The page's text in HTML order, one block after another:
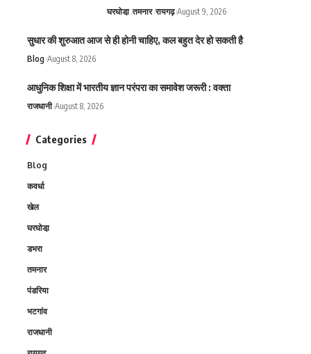
घरघोडा़ तमनार रायगढ़ August 9, 2026
सुधार की शुरुआत आज से ही होनी चाहिए, कल बहुत देर हो सकती है
Blog August 8, 2026
आधुनिक शिक्षा में भारतीय ज्ञान परंपरा का समावेश जरूरी : वक्ता
राजधानी August 8, 2026
Categories
Blog
कवर्धा
खेल
घरघोडा़
डभरा
तमनार
पंडरिया
भटगांव
राजधानी